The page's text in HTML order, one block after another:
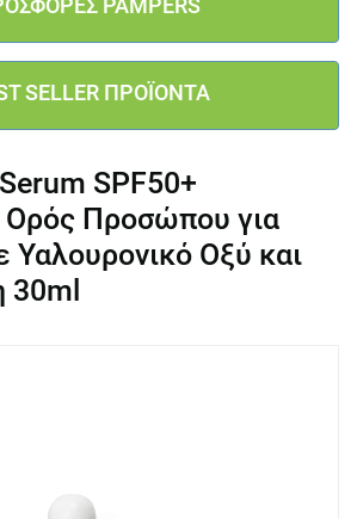
PAMPERS
SELLER ΠΡΟΪΟΝΤΑ
SPF50+
Ορός Προσώπου για
Υαλουρονικό Οξύ και
30ml